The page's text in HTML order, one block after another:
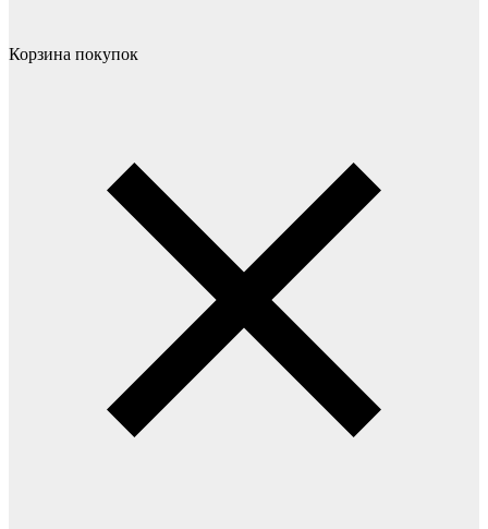
Корзина покупок